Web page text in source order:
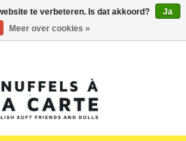
te verbeteren. Is dat akkoord?
Ja
Meer over cookies »